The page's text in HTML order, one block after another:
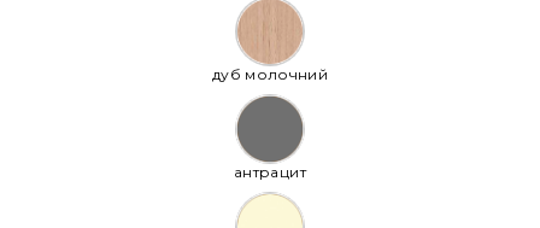
дуб молочний
антрацит